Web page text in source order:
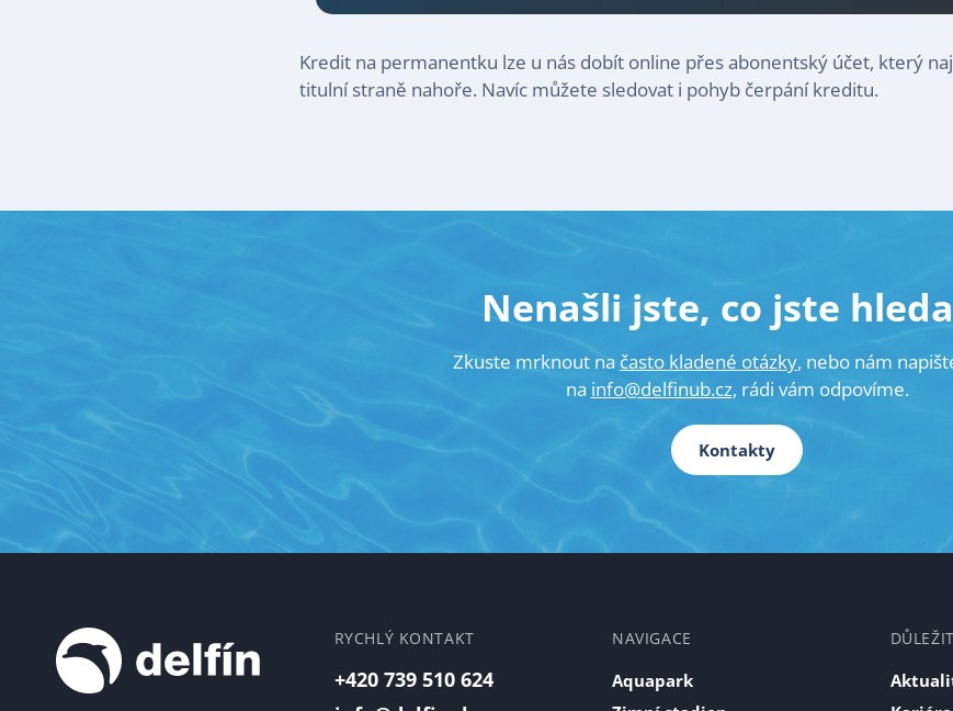
Kredit na permanentku lze u nás dobít online přes abonentský účet, který
titulní straně nahoře. Navíc můžete sledovat i pohyb čerpání kreditu.
Nenašli jste, co jste
Zkuste mrknout na často kladené otázky, nebo nám
na info@delfinub.cz, rádi vám odpovíme.
Kontakty
RYCHLÝ KONTAKT
+420 739 510 624
NAVIGACE
Aquapark